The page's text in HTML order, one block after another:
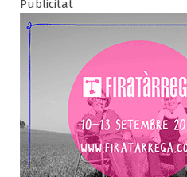
Publicitat